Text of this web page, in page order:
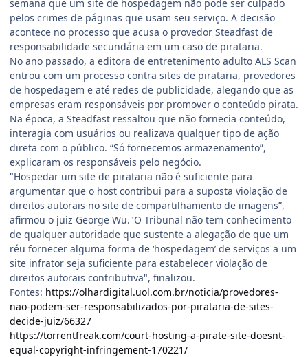
semana que um site de hospedagem não pode ser culpado
pelos crimes de páginas que usam seu serviço. A decisão
acontece no processo que acusa o provedor Steadfast de
responsabilidade secundária em um caso de pirataria.
No ano passado, a editora de entretenimento adulto ALS Scan
entrou com um processo contra sites de pirataria, provedores
de hospedagem e até redes de publicidade, alegando que as
empresas eram responsáveis por promover o conteúdo pirata.
Na época, a Steadfast ressaltou que não fornecia conteúdo,
interagia com usuários ou realizava qualquer tipo de ação
direta com o público. “Só fornecemos armazenamento”,
explicaram os responsáveis pelo negócio.
"Hospedar um site de pirataria não é suficiente para
argumentar que o host contribui para a suposta violação de
direitos autorais no site de compartilhamento de imagens”,
afirmou o juiz George Wu."O Tribunal não tem conhecimento
de qualquer autoridade que sustente a alegação de que um
réu fornecer alguma forma de ‘hospedagem’ de serviços a um
site infrator seja suficiente para estabelecer violação de
direitos autorais contributiva", finalizou.
Fontes: https://olhardigital.uol.com.br/noticia/provedores-
nao-podem-ser-responsabilizados-por-pirataria-de-sites-
decide-juiz/66327
https://torrentfreak.com/court-hosting-a-pirate-site-doesnt-
equal-copyright-infringement-170221/